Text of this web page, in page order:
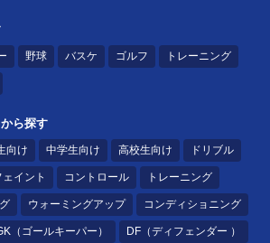
野球 バスケ ゴルフ トレーニング
ら探す
向け 中学生向け 高校生向け ドリブル
ェイント コントロール トレーニング
ウォーミングアップ コンディショニング
（ゴールキーパー） DF（ディフェンダー ）